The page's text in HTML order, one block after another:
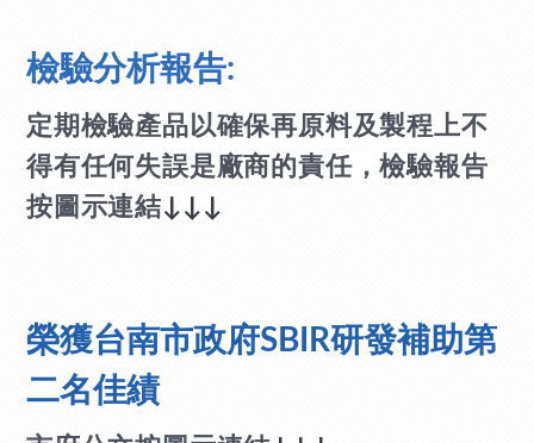
檢驗分析報告:
定期檢驗產品以確保再原料及製程上不
得有任何失誤是廠商的責任，檢驗報告
按圖示連結↓↓↓
榮獲台南市政府SBIR研發補助第
二名佳績